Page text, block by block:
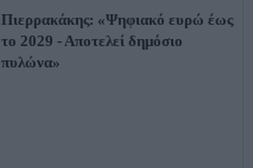
Πιερρακάκης: «Ψηφιακό ευρώ έως
το 2029 - Αποτελεί δημόσιο
πυλώνα»